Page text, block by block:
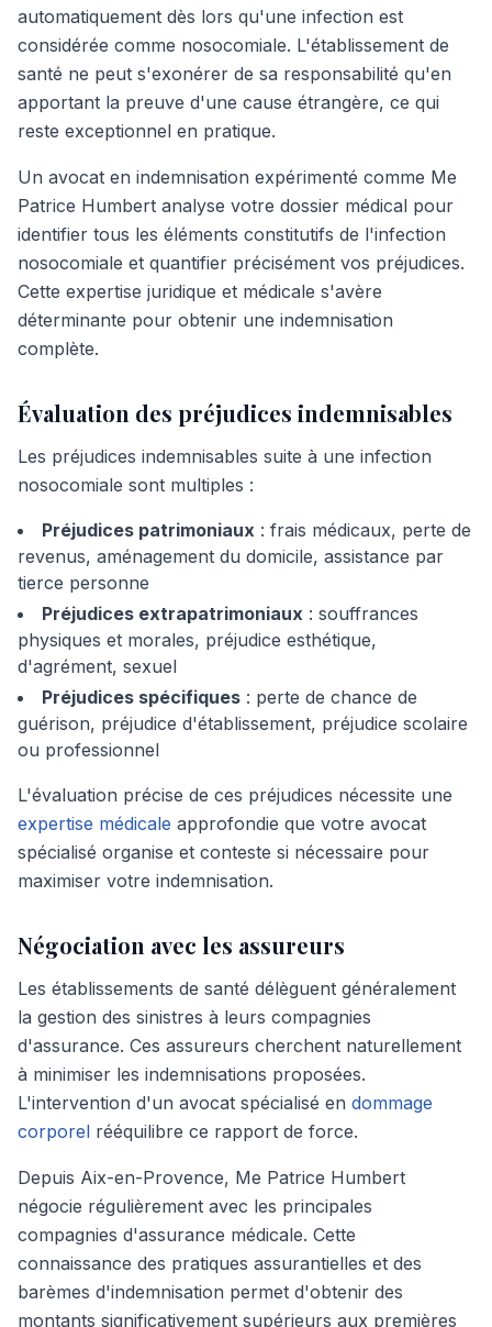
automatiquement dès lors qu'une infection est
considérée comme nosocomiale. L'établissement de
santé ne peut s'exonérer de sa responsabilité qu'en
apportant la preuve d'une cause étrangère, ce qui
reste exceptionnel en pratique.
Un avocat en indemnisation expérimenté comme Me
Patrice Humbert analyse votre dossier médical pour
identifier tous les éléments constitutifs de l'infection
nosocomiale et quantifier précisément vos préjudices.
Cette expertise juridique et médicale s'avère
déterminante pour obtenir une indemnisation
complète.
Évaluation des préjudices indemnisables
Les préjudices indemnisables suite à une infection
nosocomiale sont multiples :
Préjudices patrimoniaux : frais médicaux, perte de
revenus, aménagement du domicile, assistance par
tierce personne
Préjudices extrapatrimoniaux : souffrances
physiques et morales, préjudice esthétique,
d'agrément, sexuel
Préjudices spécifiques : perte de chance de
guérison, préjudice d'établissement, préjudice scolaire
ou professionnel
L'évaluation précise de ces préjudices nécessite une
expertise médicale approfondie que votre avocat
spécialisé organise et conteste si nécessaire pour
maximiser votre indemnisation.
Négociation avec les assureurs
Les établissements de santé délèguent généralement
la gestion des sinistres à leurs compagnies
d'assurance. Ces assureurs cherchent naturellement
à minimiser les indemnisations proposées.
L'intervention d'un avocat spécialisé en dommage
corporel rééquilibre ce rapport de force.
Depuis Aix-en-Provence, Me Patrice Humbert
négocie régulièrement avec les principales
compagnies d'assurance médicale. Cette
connaissance des pratiques assurantielles et des
barèmes d'indemnisation permet d'obtenir des
montants significativement supérieurs aux premières